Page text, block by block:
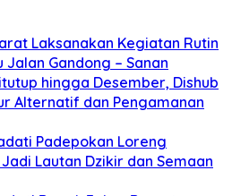
Laksanakan Kegiatan Rutin
Jalan Gandong – Sanan
hingga Desember, Dishub
Alternatif dan Pengamanan
Padepokan Loreng
Lautan Dzikir dan Semaan